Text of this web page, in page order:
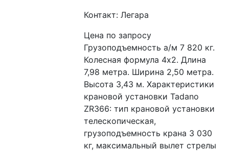
Контакт: Легара
Цена по запросу
Грузоподъемность а/м 7 820 кг.
Колесная формула 4х2. Длина
7,98 метра. Ширина 2,50 метра.
Высота 3,43 м. Характеристики
крановой установки Tadano
ZR366: тип крановой установки
телескопическая,
грузоподъемность крана 3 030
кг, максимальный вылет стрелы